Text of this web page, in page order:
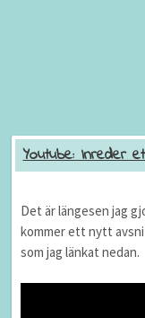
Youtube: Inreder
Det är längesen jag
kommer ett nytt
som jag länkat nedan.